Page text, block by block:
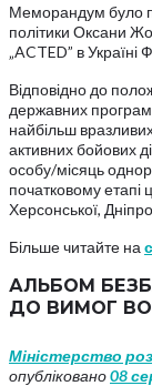
Меморандум було
політики Оксани
„ACTED” в
Відповідно до
державних
найбільш
активних бойових
особу/місяць
початковому етапі
Херсонської,
Більше читайте на
АЛЬБОМ
ДО ВИМОГ
Міністерство
опубліковано08